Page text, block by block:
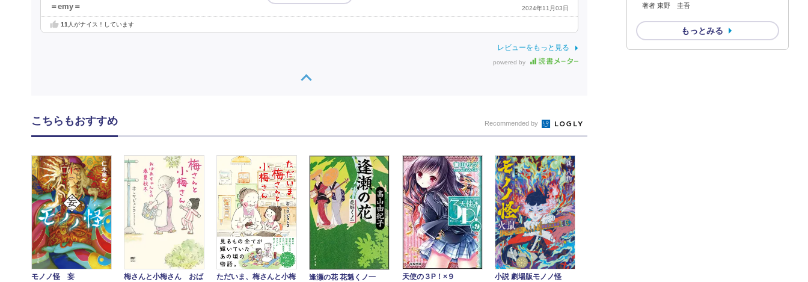
＝emy＝ 2024年11月03日
11人がナイス！しています
レビューをもっと見る
powered by
著者 東野 圭吾
もっとみる
こちらもおすすめ Recommended by
モノノ怪 妄
梅さんと小梅さん おば
ただいま、梅さんと小梅
逢瀬の花 花魁くノ一
天使の３P！×９
小説 劇場版モノノ怪